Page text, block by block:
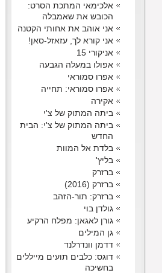
אלכימאי המתכת הסרט:
הכובש את שאמבלה
אני אוהב את אחותי הקטנה
אני קורא לך, עזאזל-סאן!
אניקורי 15
אפולו במעלה הגבעה
אפרו סמוראי
אפרו סמוראי: תחייה
אקירה
ביתה המתוק של צ'י
ביתה המתוק של צ'י: הבית
החדש
בלדת אל המוות
בליץ'
ברזרק
ברזרק (2016)
ברזרק: תור-הזהב
גולדן בוי
גורן לאגאן: מפלח הרקיע
גן המילים
דדמן וונדרלנד
דוגס: כלבים תועים מייללים
בחשיכה